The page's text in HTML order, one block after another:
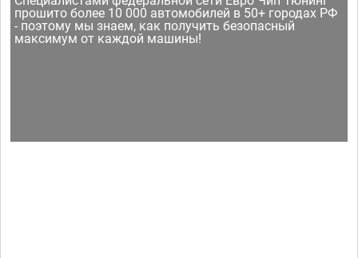
прошито более 10 000 автомобилей в 50+ городах РФ
- поэтому мы знаем, как получить безопасный
максимум от каждой машины!